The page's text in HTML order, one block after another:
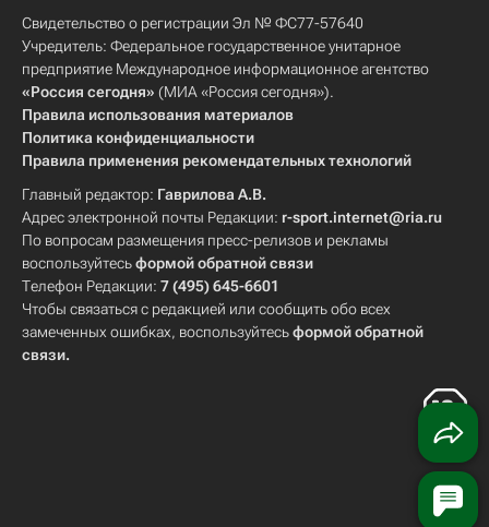
Свидетельство о регистрации Эл № ФС77-57640
Учредитель: Федеральное государственное унитарное
предприятие Международное информационное агентство
«Россия сегодня» (МИА «Россия сегодня»).
Правила использования материалов
Политика конфиденциальности
Правила применения рекомендательных технологий
Главный редактор: Гаврилова А.В.
Адрес электронной почты Редакции: r-sport.internet@ria.ru
По вопросам размещения пресс-релизов и рекламы
воспользуйтесьформой обратной связи
Телефон Редакции: 7 (495) 645-6601
Чтобы связаться с редакцией или сообщить обо всех
замеченных ошибках, воспользуйтесьформой обратной
связи.